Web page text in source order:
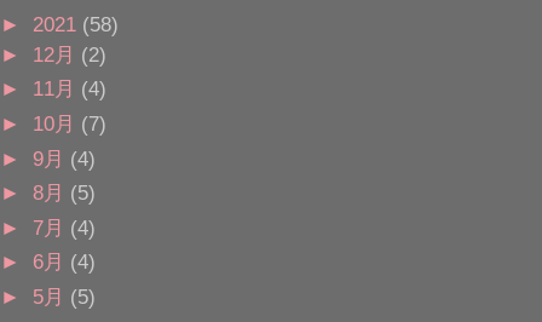
► 2021 (58)
► 12月 (2)
► 11月 (4)
► 10月 (7)
► 9月 (4)
► 8月 (5)
► 7月 (4)
► 6月 (4)
► 5月 (5)